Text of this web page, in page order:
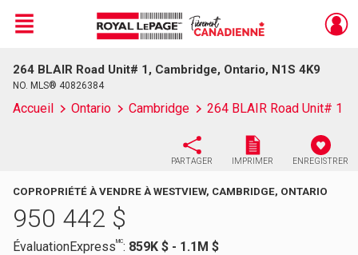
Live
En Direct
Menu
264 BLAIR Road Unit# 1, Cambridge, Ontario, N1S 4K9
NO. MLS® 40826384
Accueil Ontario Cambridge 264 BLAIR Road Unit# 1
PARTAGER IMPRIMER ENREGISTRER
COPROPRIÉTÉ À VENDRE À WESTVIEW, CAMBRIDGE, ONTARIO
950 442 $
ÉvaluationExpressMC: 859K $ - 1.1M $